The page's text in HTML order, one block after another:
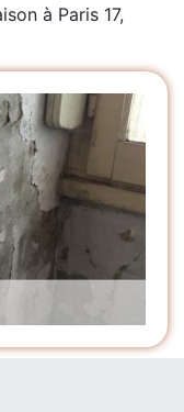
à Paris 17,